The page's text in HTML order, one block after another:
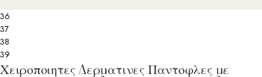
36
37
38
39
Χειροποιητες Δερματινες Παντοφλες με